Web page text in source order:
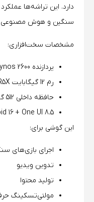
دارد. این تراشه‌ها
سنگین و هوش مصنوعی
مشخصات سخت‌افزاری:
پردازنده Exynos 2600 (نسخه جهانی)
رم 12 گیگابایت LPDDR5X
حافظه داخلی 512 گیگابایت UFS 4.0
16 + One UI 8.5
این گوشی برای:
اجرای بازی‌های
تدوین ویدیو
تولید محتوا
مولتی‌تسکینگ